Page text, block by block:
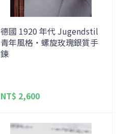
德國 1920 年代 Jugendstil
青年風格・螺旋玫瑰銀質手
鍊
NT$ 2,600